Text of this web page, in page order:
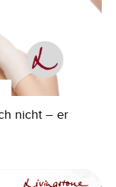
nicht – er